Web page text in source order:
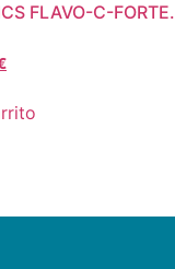
FLAVO-C-FORTE.